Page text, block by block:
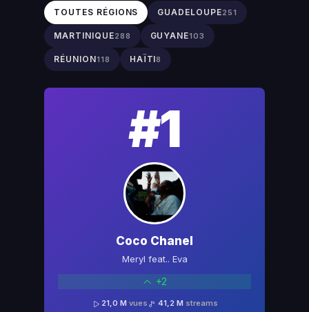
TOUTES RÉGIONS GUADELOUPE251
MARTINIQUE288 GUYANE103
RÉUNION118 HAÏTI8
#1
Coco Chanel
Meryl feat.. Eva
+2
21,0 M vues 41,2 M streams